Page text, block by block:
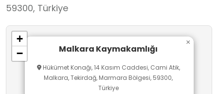
59300, Türkiye
Malkara Kaymakamlığı
Hükümet Konağı, 14 Kasım Caddesi, Cami Atik,
Malkara, Tekirdağ, Marmara Bölgesi, 59300,
Türkiye
×
+
−